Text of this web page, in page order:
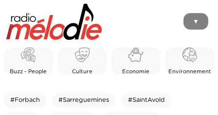
▼
Buzz - People Culture Economie Environnement
#Forbach #Sarreguemines #SaintAvold